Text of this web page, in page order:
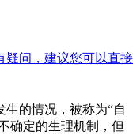
疑问，建议您可以直接
的情况，被称为“自
确定的生理机制，但